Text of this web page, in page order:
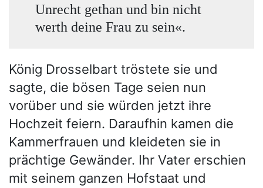
Unrecht gethan und bin nicht
werth deine Frau zu sein«.
König Drosselbart tröstete sie und
sagte, die bösen Tage seien nun
vorüber und sie würden jetzt ihre
Hochzeit feiern. Daraufhin kamen die
Kammerfrauen und kleideten sie in
prächtige Gewänder. Ihr Vater erschien
mit seinem ganzen Hofstaat und